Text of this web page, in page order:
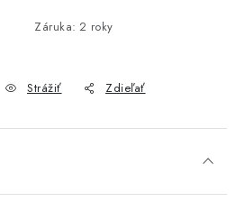
Záruka: 2 roky
Strážiť Zdieľať